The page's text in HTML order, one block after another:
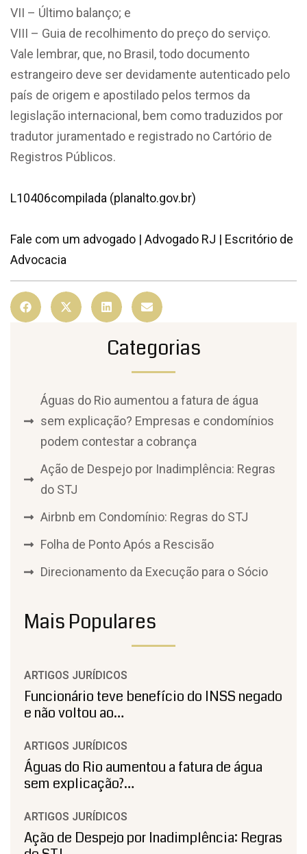
VII – Último balanço; e
VIII – Guia de recolhimento do preço do serviço.
Vale lembrar, que, no Brasil, todo documento
estrangeiro deve ser devidamente autenticado pelo
país de origem e apostilado pelos termos da
legislação internacional, bem como traduzidos por
tradutor juramentado e registrado no Cartório de
Registros Públicos.
L10406compilada (planalto.gov.br)
Fale com um advogado | Advogado RJ | Escritório de
Advocacia
Categorias
Águas do Rio aumentou a fatura de água
sem explicação? Empresas e condomínios
podem contestar a cobrança
Ação de Despejo por Inadimplência: Regras
do STJ
Airbnb em Condomínio: Regras do STJ
Folha de Ponto Após a Rescisão
Direcionamento da Execução para o Sócio
Mais Populares
ARTIGOS JURÍDICOS
Funcionário teve benefício do INSS negado
e não voltou ao…
ARTIGOS JURÍDICOS
Águas do Rio aumentou a fatura de água
sem explicação?…
ARTIGOS JURÍDICOS
Ação de Despejo por Inadimplência: Regras